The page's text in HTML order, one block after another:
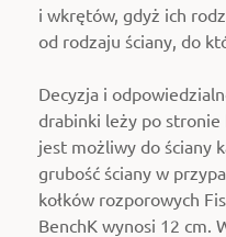
i wkrętów, gdyż ich
od rodzaju ściany, do
Decyzja i
drabinki leży po
jest możliwy do ściany
grubość ściany w
kołków rozporowych
BenchK wynosi 12 cm.